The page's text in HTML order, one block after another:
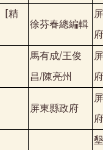
[精
徐芬春總編輯
府
馬有成/王俊
昌/陳亮州
府
屏東縣政府
府